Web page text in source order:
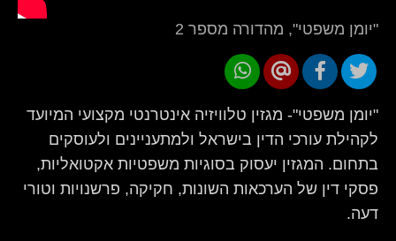
"יומן משפטי", מהדורה מספר 2
"יומן משפטי"- מגזין טלוויזיה אינטרנטי מקצועי המיועד
לקהילת עורכי הדין בישראל ולמתעניינים ולעוסקים
בתחום. המגזין יעסוק בסוגיות משפטיות אקטואליות,
פסקי דין של הערכאות השונות, חקיקה, פרשנויות וטורי
דעה.